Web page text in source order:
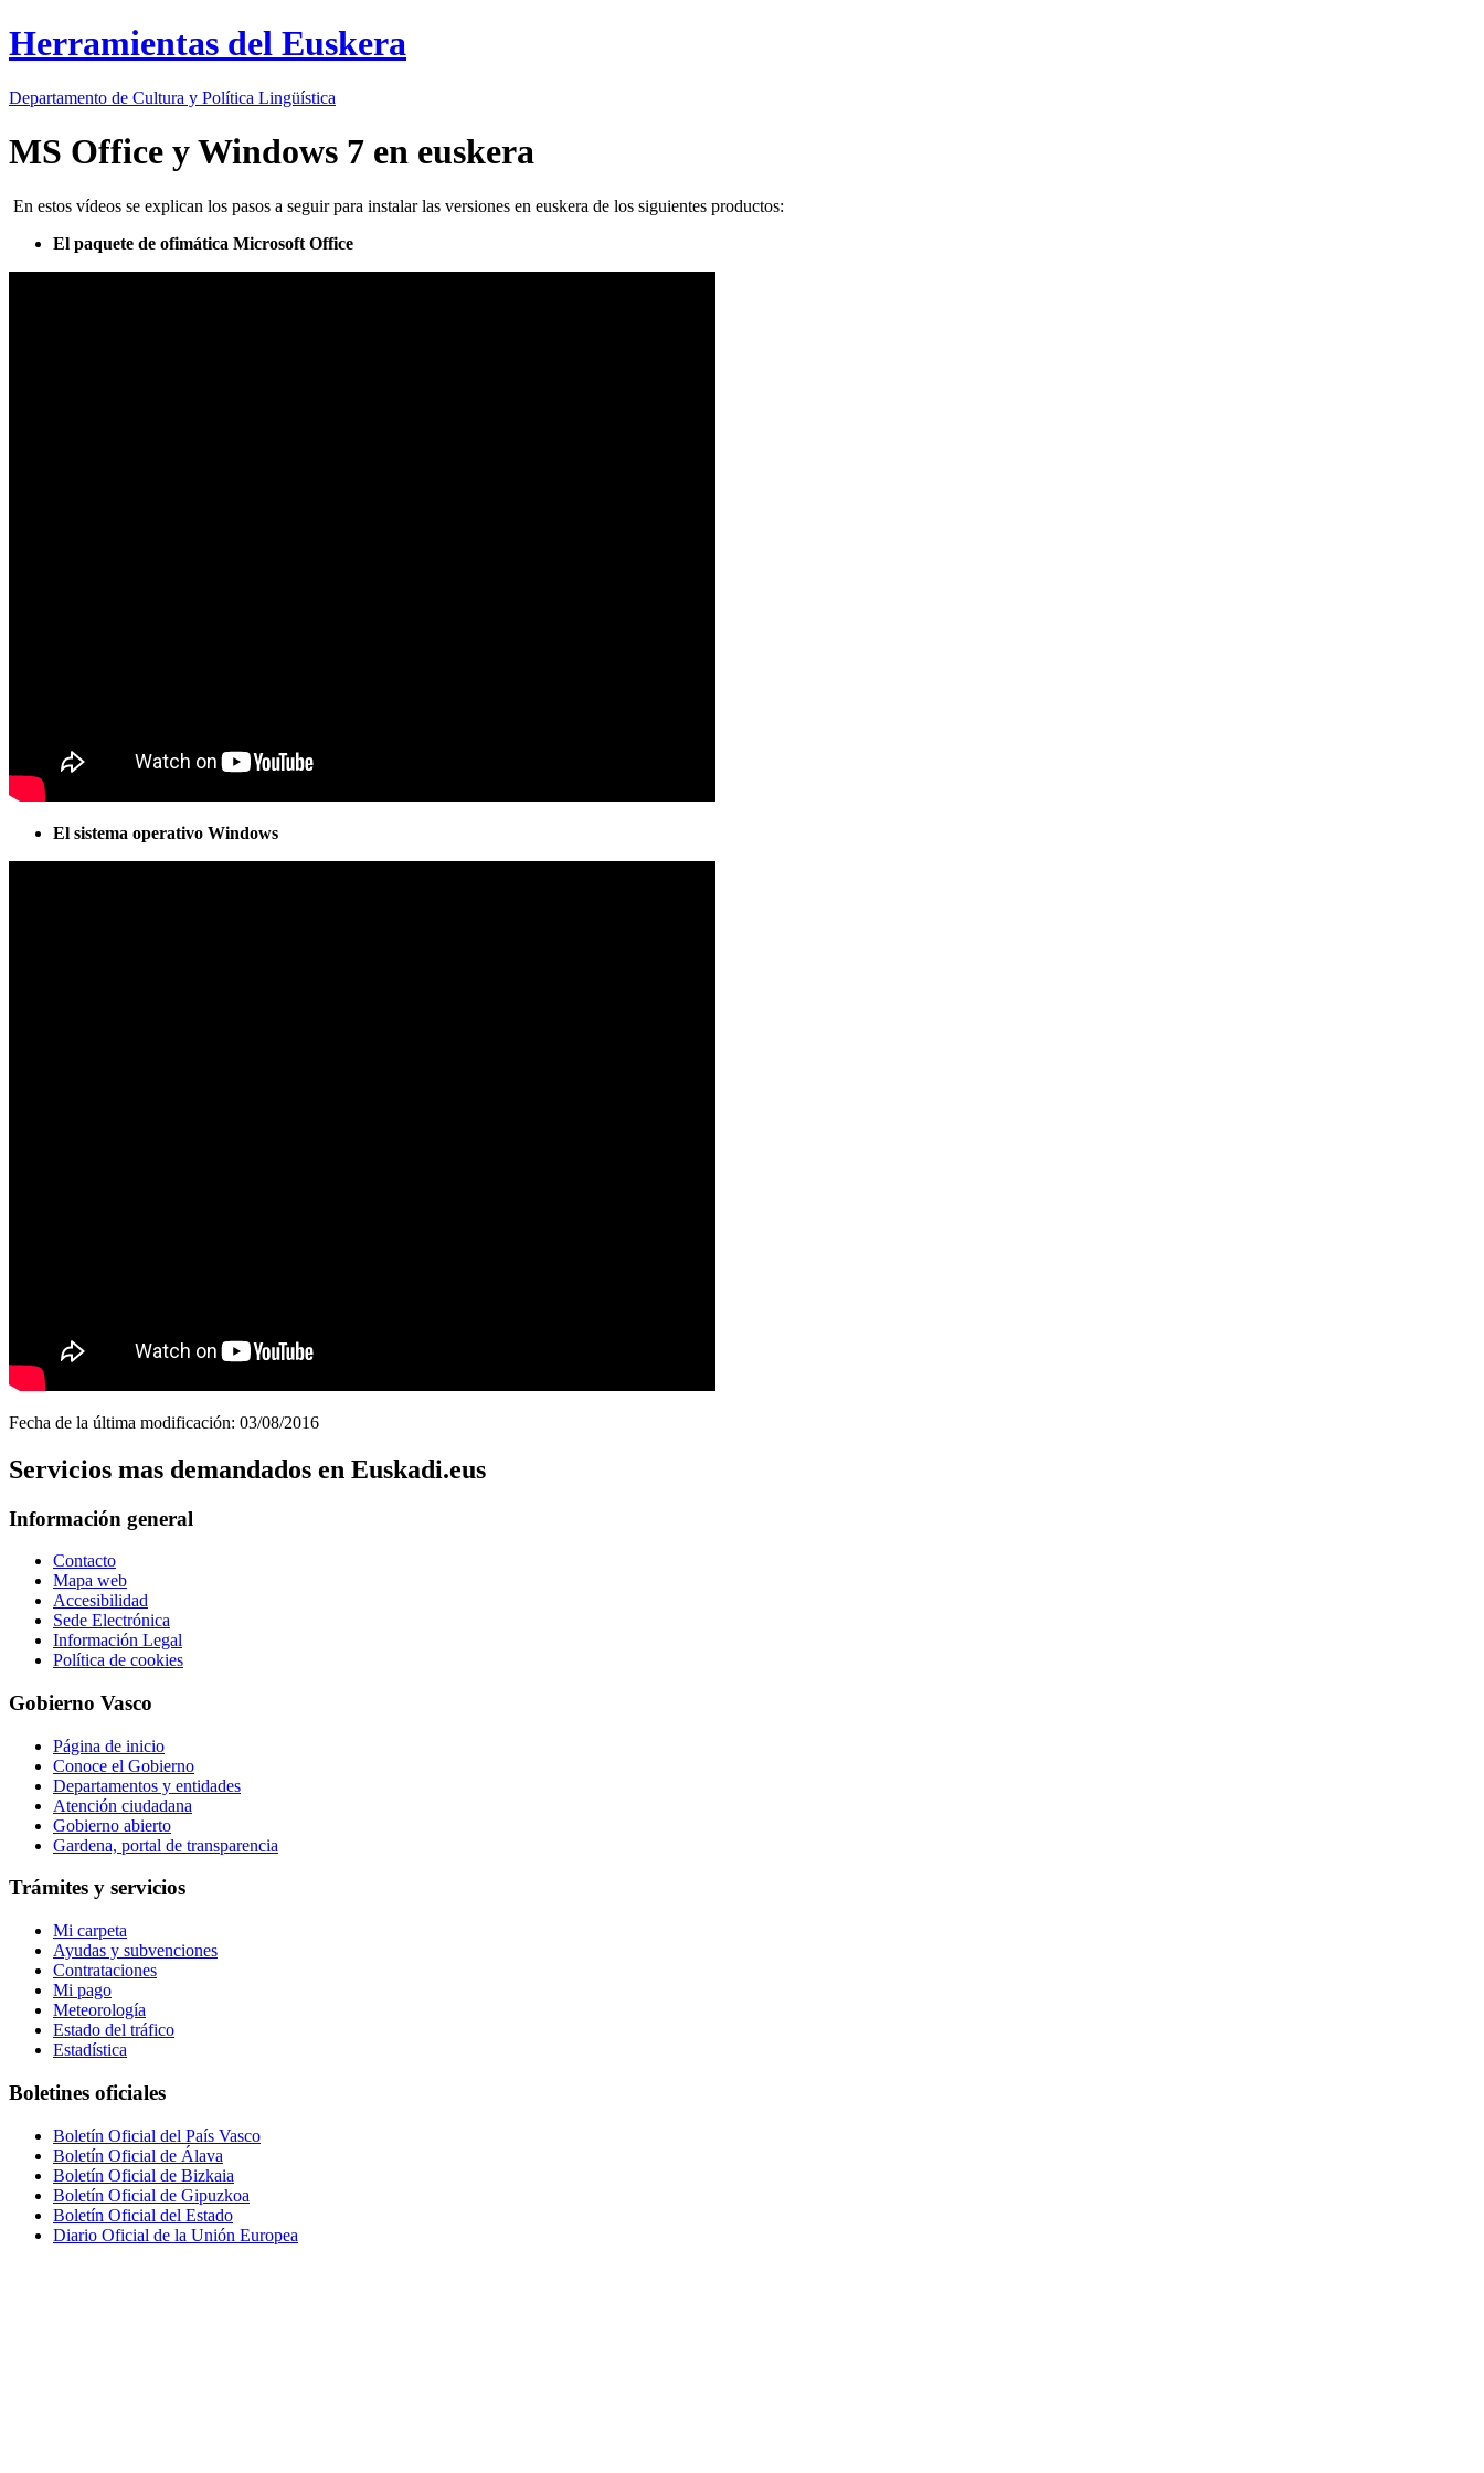
Herramientas del Euskera
Departamento de Cultura y Política Lingüística
MS Office y Windows 7 en euskera
En estos vídeos se explican los pasos a seguir para instalar las versiones en euskera de los siguientes productos:
El paquete de ofimática Microsoft Office
El sistema operativo Windows
Fecha de la última modificación: 03/08/2016
Servicios mas demandados en Euskadi.eus
Información general
Contacto
Mapa web
Accesibilidad
Sede Electrónica
Información Legal
Política de cookies
Gobierno Vasco
Página de inicio
Conoce el Gobierno
Departamentos y entidades
Atención ciudadana
Gobierno abierto
Gardena, portal de transparencia
Trámites y servicios
Mi carpeta
Ayudas y subvenciones
Contrataciones
Mi pago
Meteorología
Estado del tráfico
Estadística
Boletines oficiales
Boletín Oficial del País Vasco
Boletín Oficial de Álava
Boletín Oficial de Bizkaia
Boletín Oficial de Gipuzkoa
Boletín Oficial del Estado
Diario Oficial de la Unión Europea